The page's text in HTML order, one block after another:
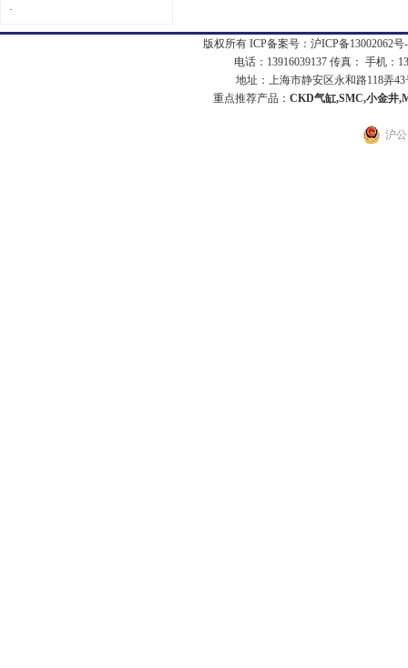
·
版权所有 ICP备案号： 沪ICP备13002062号
电话：13916039137 传真： 手机：
地址：上海市静安区永和路118弄43
重点推荐产品： CKD气缸,SMC,小金井
沪公